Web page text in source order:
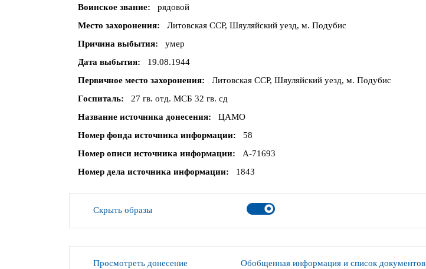
Воинское звание
рядовой
Место захоронения
Литовская ССР, Шяуляйский уезд, м. Подубис
Причина выбытия
умер
Дата выбытия
19.08.1944
Первичное место захоронения
Литовская ССР, Шяуляйский уезд, м. Подубис
Госпиталь
27 гв. отд. МСБ 32 гв. сд
Название источника донесения
ЦАМО
Номер фонда источника информации
58
Номер описи источника информации
А-71693
Номер дела источника информации
1843
Скрыть образы
Просмотреть донесение Обобщенная информация и список документов